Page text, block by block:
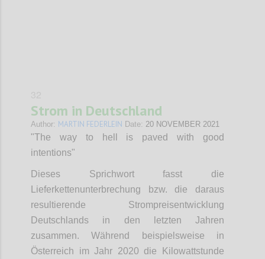
Strom in Deutschland
Author: MARTIN FEDERLEIN Date: 20 NOVEMBER 2021
"The way to hell is paved with good
intentions"
Dieses Sprichwort fasst die
Lieferkettenunterbrechung bzw. die daraus
resultierende Strompreisentwicklung
Deutschlands in den letzten Jahren
zusammen. Während beispielsweise in
Österreich im Jahr 2020 die Kilowattstunde